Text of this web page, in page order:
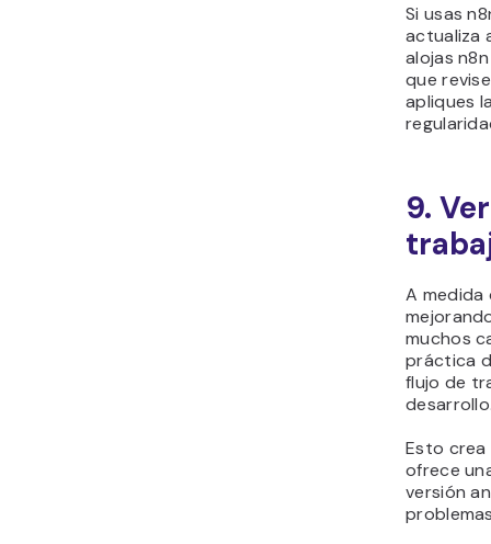
Si usas
actualiza
alojas
que
apliques
9.
A medida
muchos
práctica
flujo de
Esto
ofrece
versión